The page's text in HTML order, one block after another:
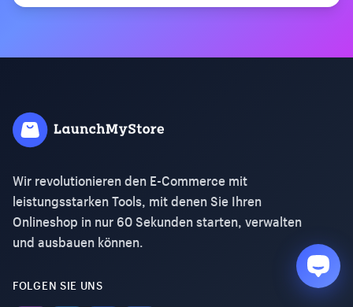
Wir revolutionieren den E-Commerce mit
leistungsstarken Tools, mit denen Sie Ihren
Onlineshop in nur 60 Sekunden starten, verwalten
und ausbauen können.
FOLGEN SIE UNS